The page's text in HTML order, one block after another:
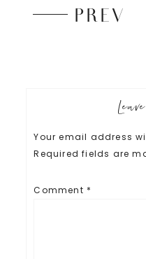
PREV
Your email address
Required fields are
Comment *